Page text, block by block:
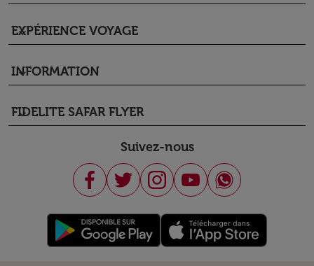
EXPÉRIENCE VOYAGE
keyboard_arrow_down
INFORMATION
keyboard_arrow_down
FIDELITE SAFAR FLYER
keyboard_arrow_down
Suivez-nous